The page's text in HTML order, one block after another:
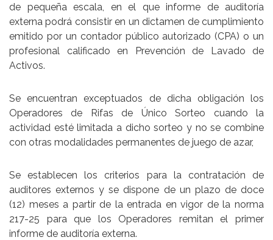
de pequeña escala, en el que informe de auditoría
externa podrá consistir en un dictamen de cumplimiento
emitido por un contador público autorizado (CPA) o un
profesional calificado en Prevención de Lavado de
Activos.
Se encuentran exceptuados de dicha obligación los
Operadores de Rifas de Único Sorteo cuando la
actividad esté limitada a dicho sorteo y no se combine
con otras modalidades permanentes de juego de azar,
Se establecen los criterios para la contratación de
auditores externos y se dispone de un plazo de doce
(12) meses a partir de la entrada en vigor de la norma
217-25 para que los Operadores remitan el primer
informe de auditoría externa.